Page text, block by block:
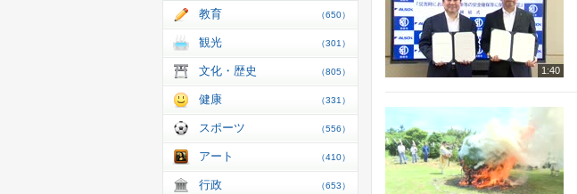
1:40
教育 （650）
観光 （301）
文化・歴史 （805）
健康 （331）
スポーツ （556）
アート （410）
行政 （653）